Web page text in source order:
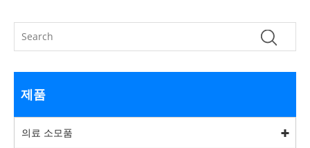
제품
의료 소모품